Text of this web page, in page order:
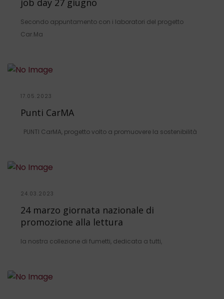
job day 27 giugno
Secondo appuntamento con i laboratori del progetto
Car.Ma
17.05.2023
Punti CarMA
PUNTI CarMA, progetto volto a promuovere la sostenibilità
24.03.2023
24 marzo giornata nazionale di
promozione alla lettura
la nostra collezione di fumetti, dedicata a tutti,